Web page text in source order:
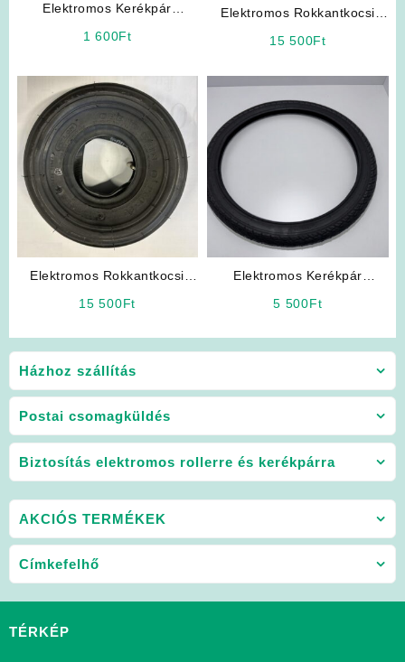
Házhoz szállítás
Postai csomagküldés
Biztosítás elektromos rollerre és kerékpárra
Elektromos Kerékpár
1 600Ft
Elektromos Rokkantkocsi
15 500Ft
Elektromos Rokkantkocsi
15 500Ft
Elektromos Kerékpár
5 500Ft
AKCIÓS TERMÉKEK
Címkefelhő
TÉRKÉP